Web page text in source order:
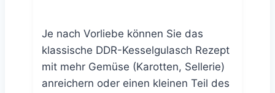
Je nach Vorliebe können Sie das
klassische DDR-Kesselgulasch Rezept
mit mehr Gemüse (Karotten, Sellerie)
anreichern oder einen kleinen Teil des